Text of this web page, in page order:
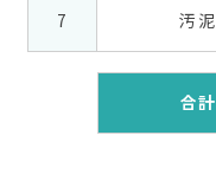
7 汚泥
合計